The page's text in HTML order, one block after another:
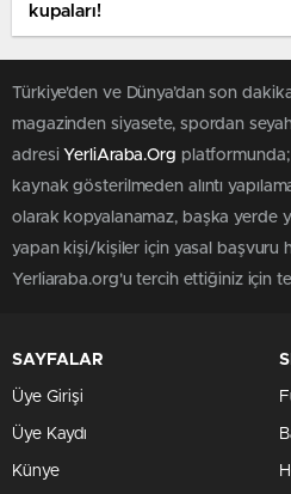
kupaları!
Türkiye'den ve Dünya’dan son
magazinden siyasete, spordan
adresi YerliAraba.Org
kaynak gösterilmeden alıntı
olarak kopyalanamaz, başka yerde
yapan kişi/kişiler için yasal başvuru
Yerliaraba.org'u tercih ettiğiniz için
SAYFALAR
Üye Girişi
Üye Kaydı
Künye